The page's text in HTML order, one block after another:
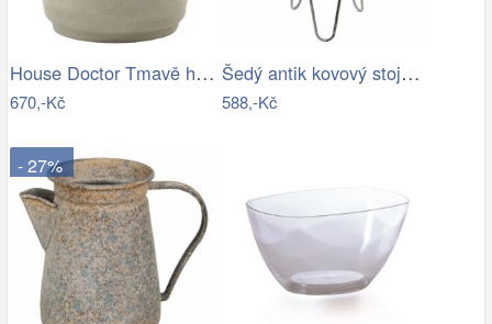
House Doctor Tmavě hnědý kameninový…
670,-Kč
Šedý antik kovový stojan na květiny - Ø…
588,-Kč
- 27%